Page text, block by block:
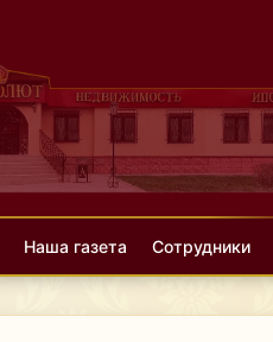
Наша газета Сотрудники